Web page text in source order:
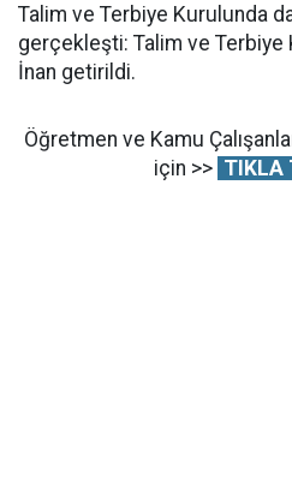
Talim ve Terbiye Kurulunda
gerçekleşti: Talim ve
İnan getirildi.
Öğretmen ve Kamu
için >> TIKLA